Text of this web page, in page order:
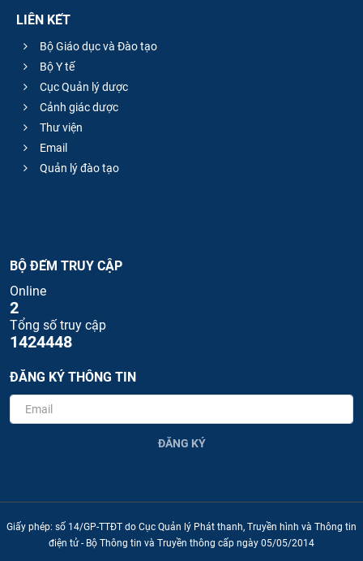
LIÊN KẾT
Bộ Giáo dục và Đào tạo
Bộ Y tế
Cục Quản lý dược
Cảnh giác dược
Thư viện
Email
Quản lý đào tạo
BỘ ĐẾM TRUY CẬP
Online
2
Tổng số truy cập
1424448
ĐĂNG KÝ THÔNG TIN
ĐĂNG KÝ
Giấy phép: số 14/GP-TTĐT do Cục Quản lý Phát thanh, Truyền hình và Thông tin
điện tử - Bộ Thông tin và Truyền thông cấp ngày 05/05/2014